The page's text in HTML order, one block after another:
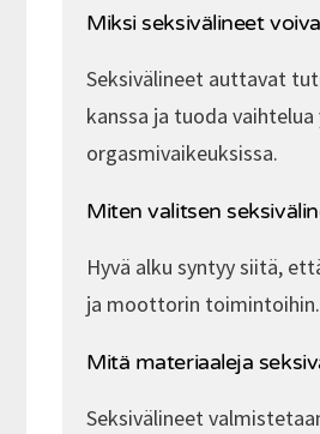
Miksi seksivälineet
Seksivälineet auttavat
kanssa ja tuoda
orgasmivaikeuksissa.
Miten valitsen
Hyvä alku syntyy siitä,
ja moottorin
Mitä materiaaleja
Seksivälineet